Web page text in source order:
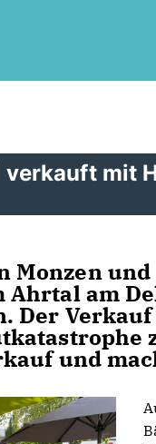
verkauft mit
Monzen
am
Der
und